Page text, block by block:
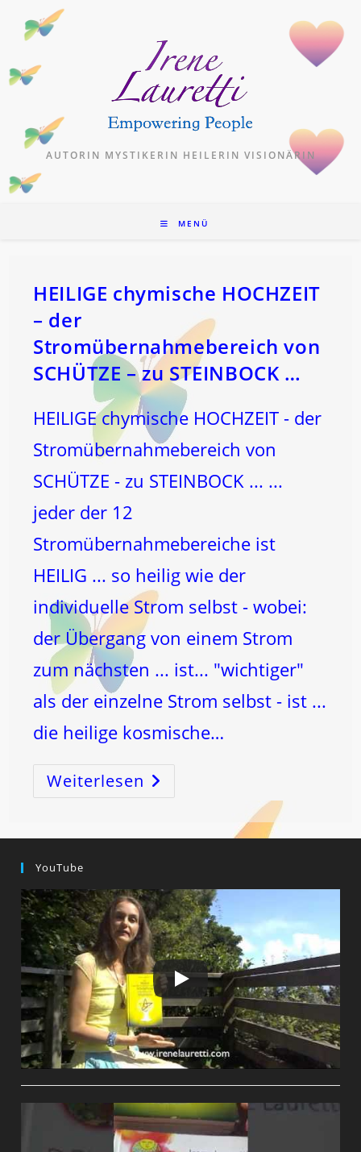
Inhalt
AUTORIN MYSTIKERIN HEILERIN VISIONÄRIN
MENÜ
HEILIGE chymische HOCHZEIT
– der
Stromübernahmebereich von
SCHÜTZE – zu STEINBOCK …
HEILIGE chymische HOCHZEIT - der
Stromübernahmebereich von
SCHÜTZE - zu STEINBOCK ... ...
jeder der 12
Stromübernahmebereiche ist
HEILIG ... so heilig wie der
individuelle Strom selbst - wobei:
der Übergang von einem Strom
zum nächsten ... ist... "wichtiger"
als der einzelne Strom selbst - ist ...
die heilige kosmische…
Weiterlesen HEILIGE
Chymische
HOCHZEIT
Stromübernahmebereich
STEINBOCK
…
YouTube